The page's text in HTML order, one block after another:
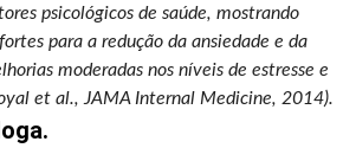
psicológicos de saúde, mostrando
para a redução da ansiedade e da
moderadas nos níveis de estresse e
et al., JAMA Internal Medicine, 2014).